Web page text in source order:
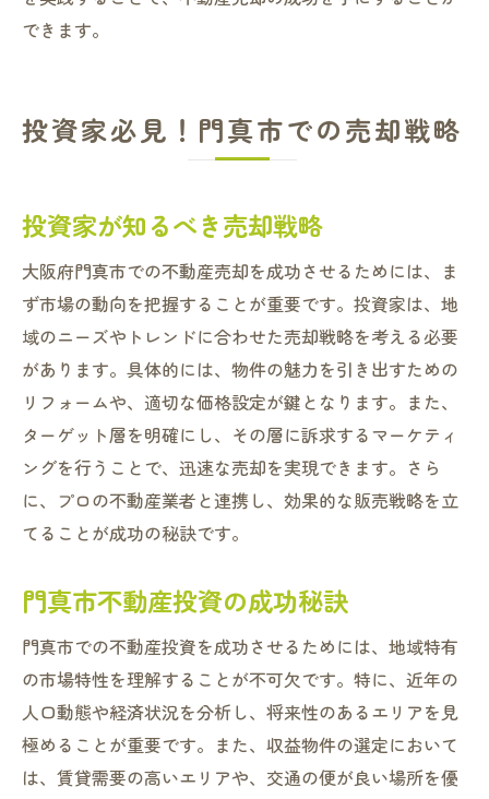
できます。
投資家必見！門真市での売却戦略
投資家が知るべき売却戦略
大阪府門真市での不動産売却を成功させるためには、ま
ず市場の動向を把握することが重要です。投資家は、地
域のニーズやトレンドに合わせた売却戦略を考える必要
があります。具体的には、物件の魅力を引き出すための
リフォームや、適切な価格設定が鍵となります。また、
ターゲット層を明確にし、その層に訴求するマーケティ
ングを行うことで、迅速な売却を実現できます。さら
に、プロの不動産業者と連携し、効果的な販売戦略を立
てることが成功の秘訣です。
門真市不動産投資の成功秘訣
門真市での不動産投資を成功させるためには、地域特有
の市場特性を理解することが不可欠です。特に、近年の
人口動態や経済状況を分析し、将来性のあるエリアを見
極めることが重要です。また、収益物件の選定において
は、賃貸需要の高いエリアや、交通の便が良い場所を優